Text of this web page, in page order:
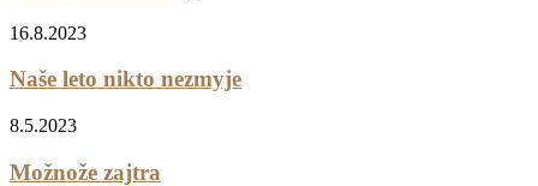
16.8.2023
Naše leto nikto nezmyje
8.5.2023
Možnože zajtra